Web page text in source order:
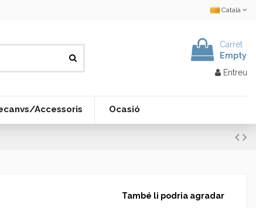
Català
Carret
Empty
Entreu
Accessoris Ocasió
També li podria agradar